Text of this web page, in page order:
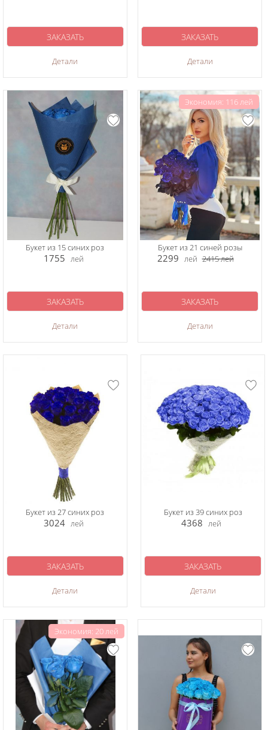
Детали
ЗАКАЗАТЬ
Детали
ЗАКАЗАТЬ
Букет из 15 синих роз
1755 лей
Детали
ЗАКАЗАТЬ
Экономия: 116 лей
Букет из 21 синей розы
2299 лей 2415лей
Детали
ЗАКАЗАТЬ
Букет из 27 синих роз
3024 лей
Детали
ЗАКАЗАТЬ
Букет из 39 синих роз
4368 лей
Детали
ЗАКАЗАТЬ
Экономия: 20 лей